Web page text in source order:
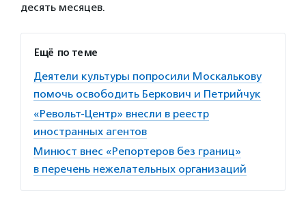
десять месяцев.
Ещё по теме
Деятели культуры попросили Москалькову
помочь освободить Беркович и Петрийчук
«Револьт-Центр» внесли в реестр
иностранных агентов
Минюст внес «Репортеров без границ»
в перечень нежелательных организаций